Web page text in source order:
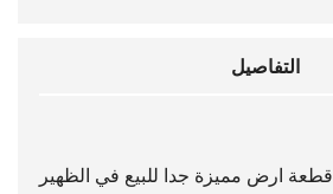
التفاصيل
قطعة ارض مميزة جدا للبيع في الظهير